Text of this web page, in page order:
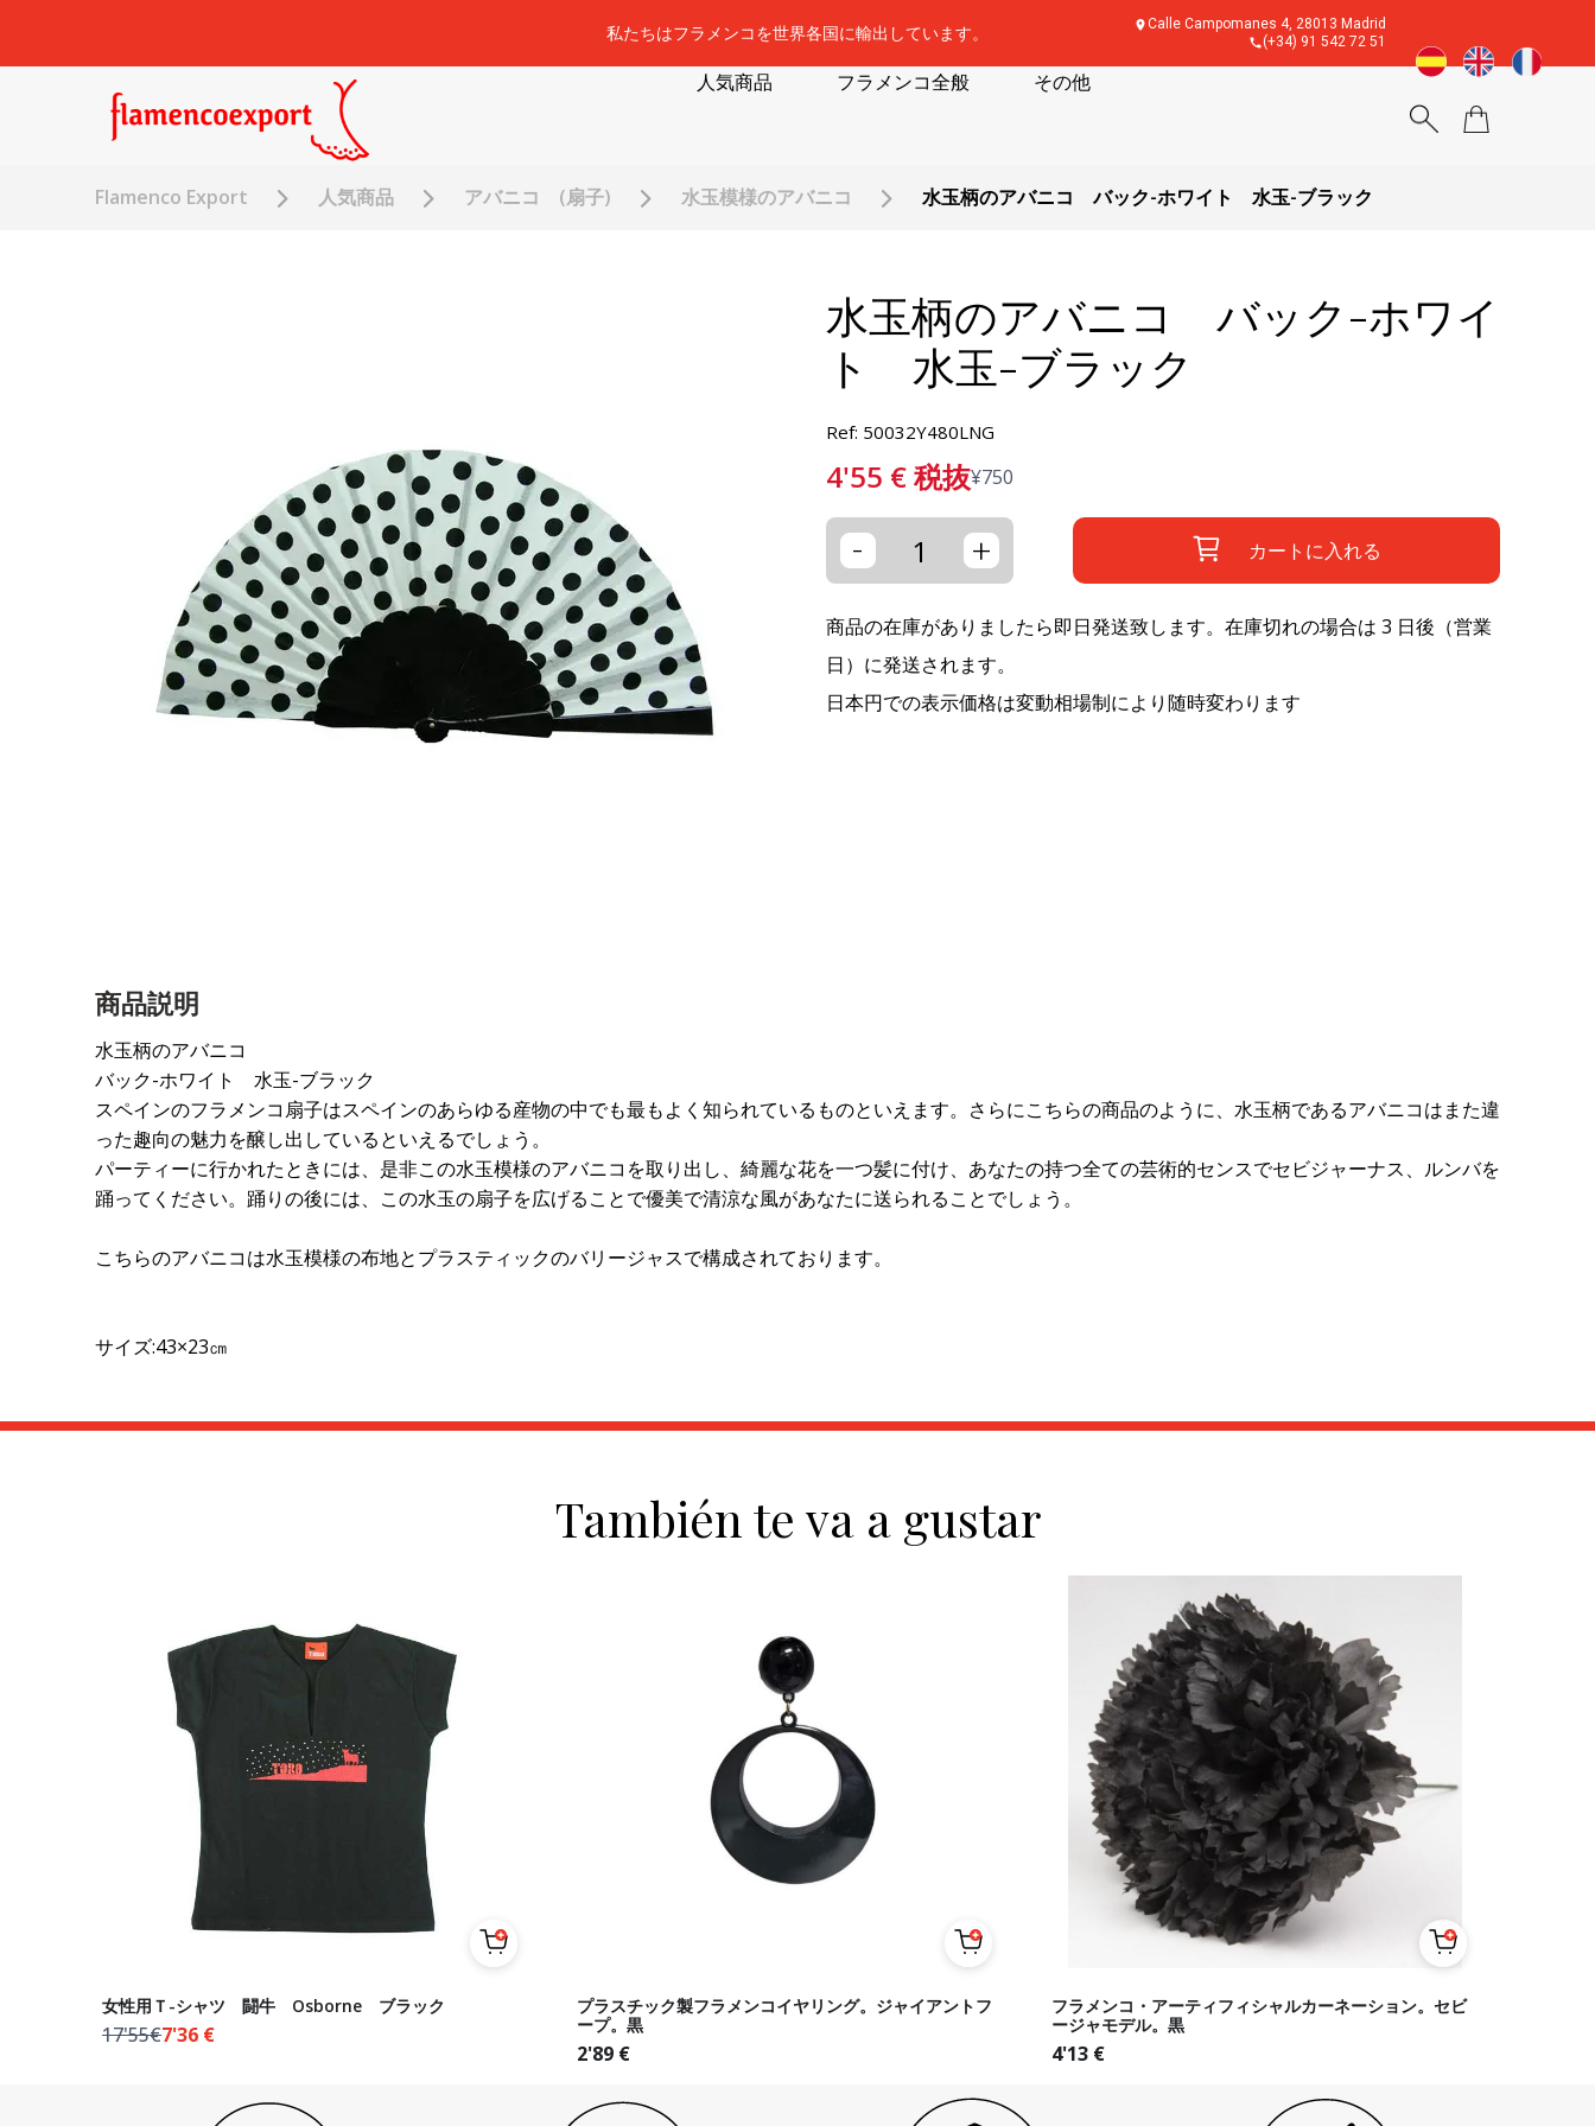
私たちはフラメンコを世界各国に輸出しています。
Calle Campomanes 4, 28013 Madrid
(+34) 91 542 72 51
人気商品 フラメンコ全般 その他
Flamenco Export 人気商品 アバニコ (扇子) 水玉模様のアバニコ 水玉柄のアバニコ バック-ホワイト 水玉-ブラック
水玉柄のアバニコ バック-ホワイ
ト 水玉-ブラック
Ref: 50032Y480LNG
4'55 €税抜¥750
- + カートに入れる
商品の在庫がありましたら即日発送致します。在庫切れの場合は 3 日後（営業
日）に発送されます。
日本円での表示価格は変動相場制により随時変わります
商品説明
水玉柄のアバニコ
バック-ホワイト 水玉-ブラック
スペインのフラメンコ扇子はスペインのあらゆる産物の中でも最もよく知られているものといえます。さらにこちらの商品のように、水玉柄であるアバニコはまた違
った趣向の魅力を醸し出しているといえるでしょう。
パーティーに行かれたときには、是非この水玉模様のアバニコを取り出し、綺麗な花を一つ髪に付け、あなたの持つ全ての芸術的センスでセビジャーナス、ルンバを
踊ってください。踊りの後には、この水玉の扇子を広げることで優美で清涼な風があなたに送られることでしょう。
こちらのアバニコは水玉模様の布地とプラスティックのバリージャスで構成されております。
サイズ:43×23㎝
También te va a gustar
女性用Ｔ-シャツ 闘牛 Osborne ブラック
17'55€7'36 €
プラスチック製フラメンコイヤリング。ジャイアントフ
ープ。黒
2'89 €
フラメンコ・アーティフィシャルカーネーション。セビ
ージャモデル。黒
4'13 €